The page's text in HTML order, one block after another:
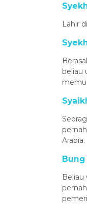
Lahir
beliau
Arabia.
Bung
Beliau